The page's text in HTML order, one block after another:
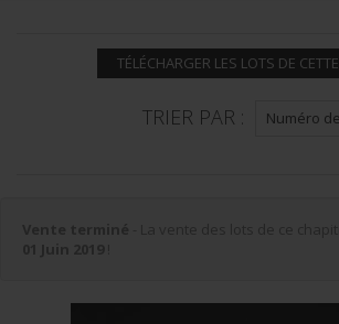
TÉLÉCHARGER LES LOTS DE
TRIER PAR :